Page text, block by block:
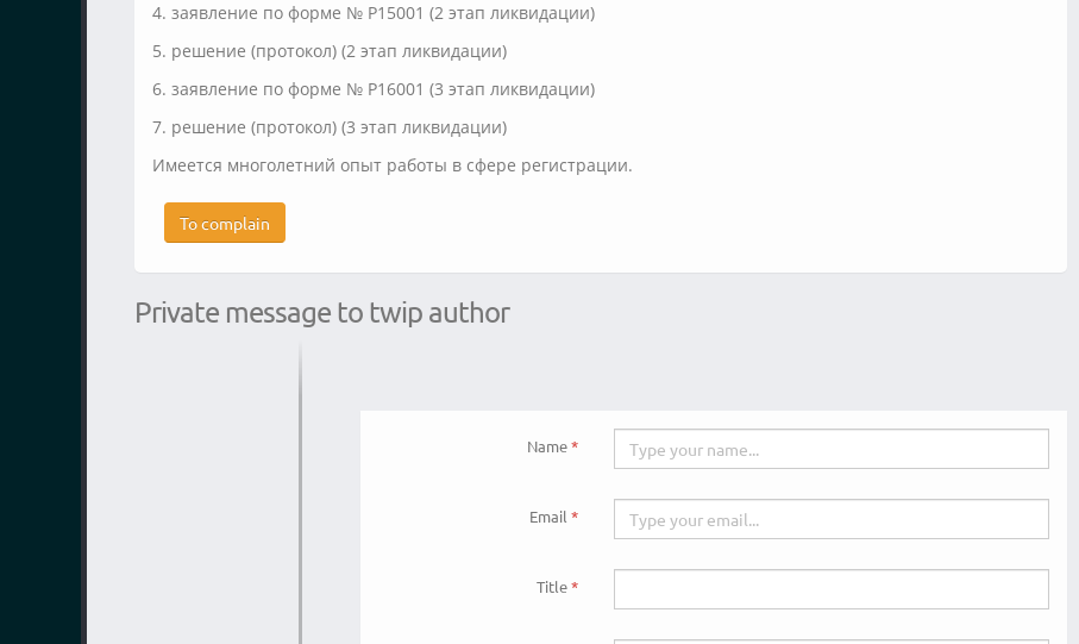
4. заявление по форме № Р15001 (2 этап ликвидации)
5. решение (протокол) (2 этап ликвидации)
6. заявление по форме № Р16001 (3 этап ликвидации)
7. решение (протокол) (3 этап ликвидации)
Имеется многолетний опыт работы в сфере регистрации.
To complain
Private message to twip author
Name
Email
Title